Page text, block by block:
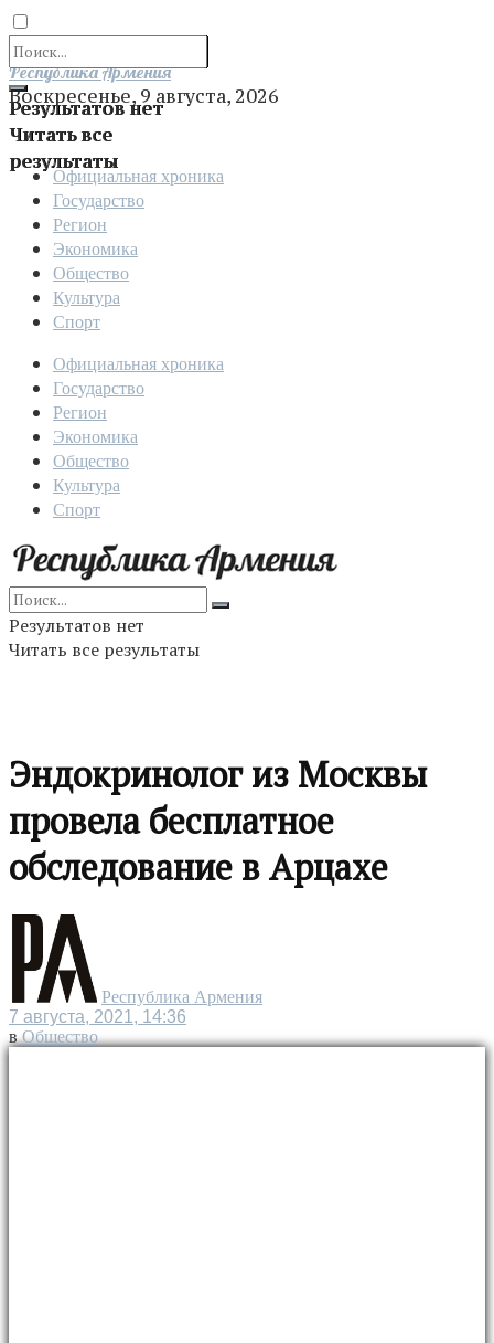
Результатов нет
Читать все
результаты
Отправить
Республика Армения
Воскресенье, 9 августа, 2026
Официальная хроника
Государство
Регион
Экономика
Общество
Культура
Спорт
Официальная хроника
Государство
Регион
Экономика
Общество
Культура
Спорт
Результатов нет
Читать все результаты
Эндокринолог из Москвы
провела бесплатное
обследование в Арцахе
Республика Армения
7 августа, 2021, 14:36
в Общество